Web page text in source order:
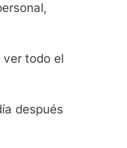
ver todo el
después